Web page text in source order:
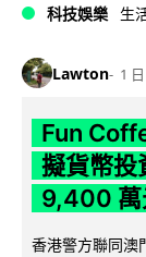
科技娛樂 生
Lawton 1 日
Fun
擬貨幣投
9,400 萬
香港警方聯同澳